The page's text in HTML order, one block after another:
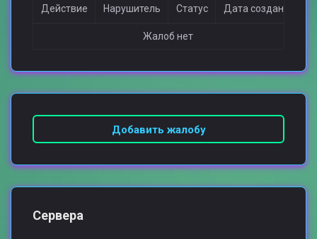
Действие Нарушитель Статус Дата создания
Жалоб нет
Добавить жалобу
Сервера